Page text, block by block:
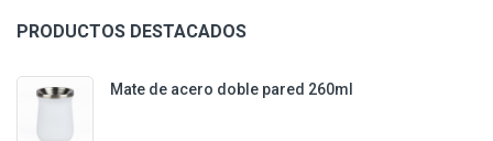
PRODUCTOS DESTACADOS
Mate de acero doble pared 260ml